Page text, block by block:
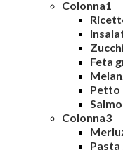
Colonna1
Feta
Petto
Colonna3